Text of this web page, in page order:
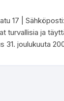
17 | Sähköposti:
ja
31. joulukuuta